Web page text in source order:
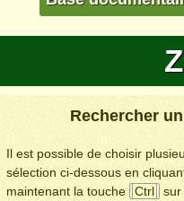
Rechercher
Il est possible de choisir
sélection ci-dessous en
maintenant la touche
Ctrl sur